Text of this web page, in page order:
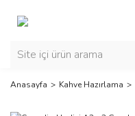
Anasayfa Kahve Hazırlama